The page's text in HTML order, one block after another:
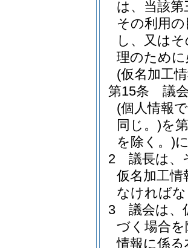
は、当該
その利用
し、又は
理のため
(仮名加工
第15条
議
(個人情報
同じ。)を
を除く。)
2
議長は、
仮名加工
なければ
3
議会は、
づく場合
情報に係